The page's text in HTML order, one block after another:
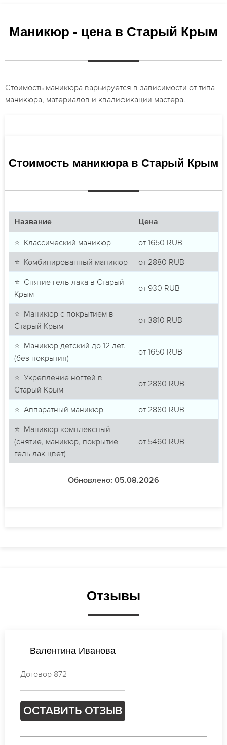
Маникюр - цена в Старый Крым
Стоимость маникюра варьируется в зависимости от типа
маникюра, материалов и квалификации мастера.
Стоимость маникюра в Старый Крым
Название Цена
⭐ Классический маникюр от 1650 RUB
⭐ Комбинированный маникюр от 2880 RUB
⭐ Снятие гель-лака в Старый
Крым
от 930 RUB
⭐ Маникюр с покрытием в
Старый Крым
от 3810 RUB
⭐ Маникюр детский до 12 лет.
(без покрытия)
от 1650 RUB
⭐ Укрепление ногтей в
Старый Крым
от 2880 RUB
⭐ Аппаратный маникюр от 2880 RUB
⭐ Маникюр комплексный
(снятие, маникюр, покрытие
гель лак цвет)
от 5460 RUB
Обновлено: 05.08.2026
Отзывы
Анастасия Петрова
Договор 512
ОСТАВИТЬ ОТЗЫВ